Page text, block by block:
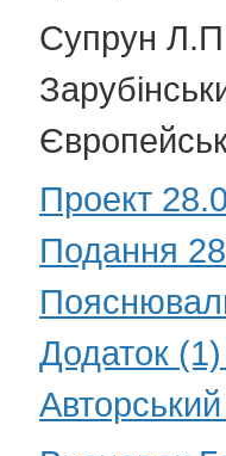
Супрун
Проект
Подання
Додаток